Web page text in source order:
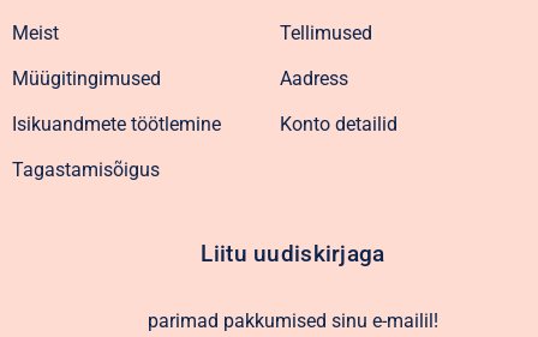
Meist
Müügitingimused
Isikuandmete töötlemine
Tagastamisõigus
Tellimused
Aadress
Konto detailid
Liitu uudiskirjaga
parimad pakkumised sinu e-mailil!